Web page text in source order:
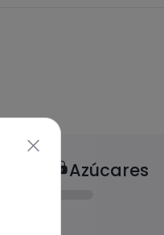
Azúcares